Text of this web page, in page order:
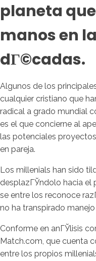
planeta
manos en
dГ©cadas.
Algunos de los
cualquier cristiano que
radical a grado mundial
es el que concierne al
las potenciales
en pareja.
Los millenials han sido
desplazГЎndolo hacia el
se entre los reconoce
no ha transpirado
Conforme en anГЎlisis
Match.com, que cuenta
entre los propios